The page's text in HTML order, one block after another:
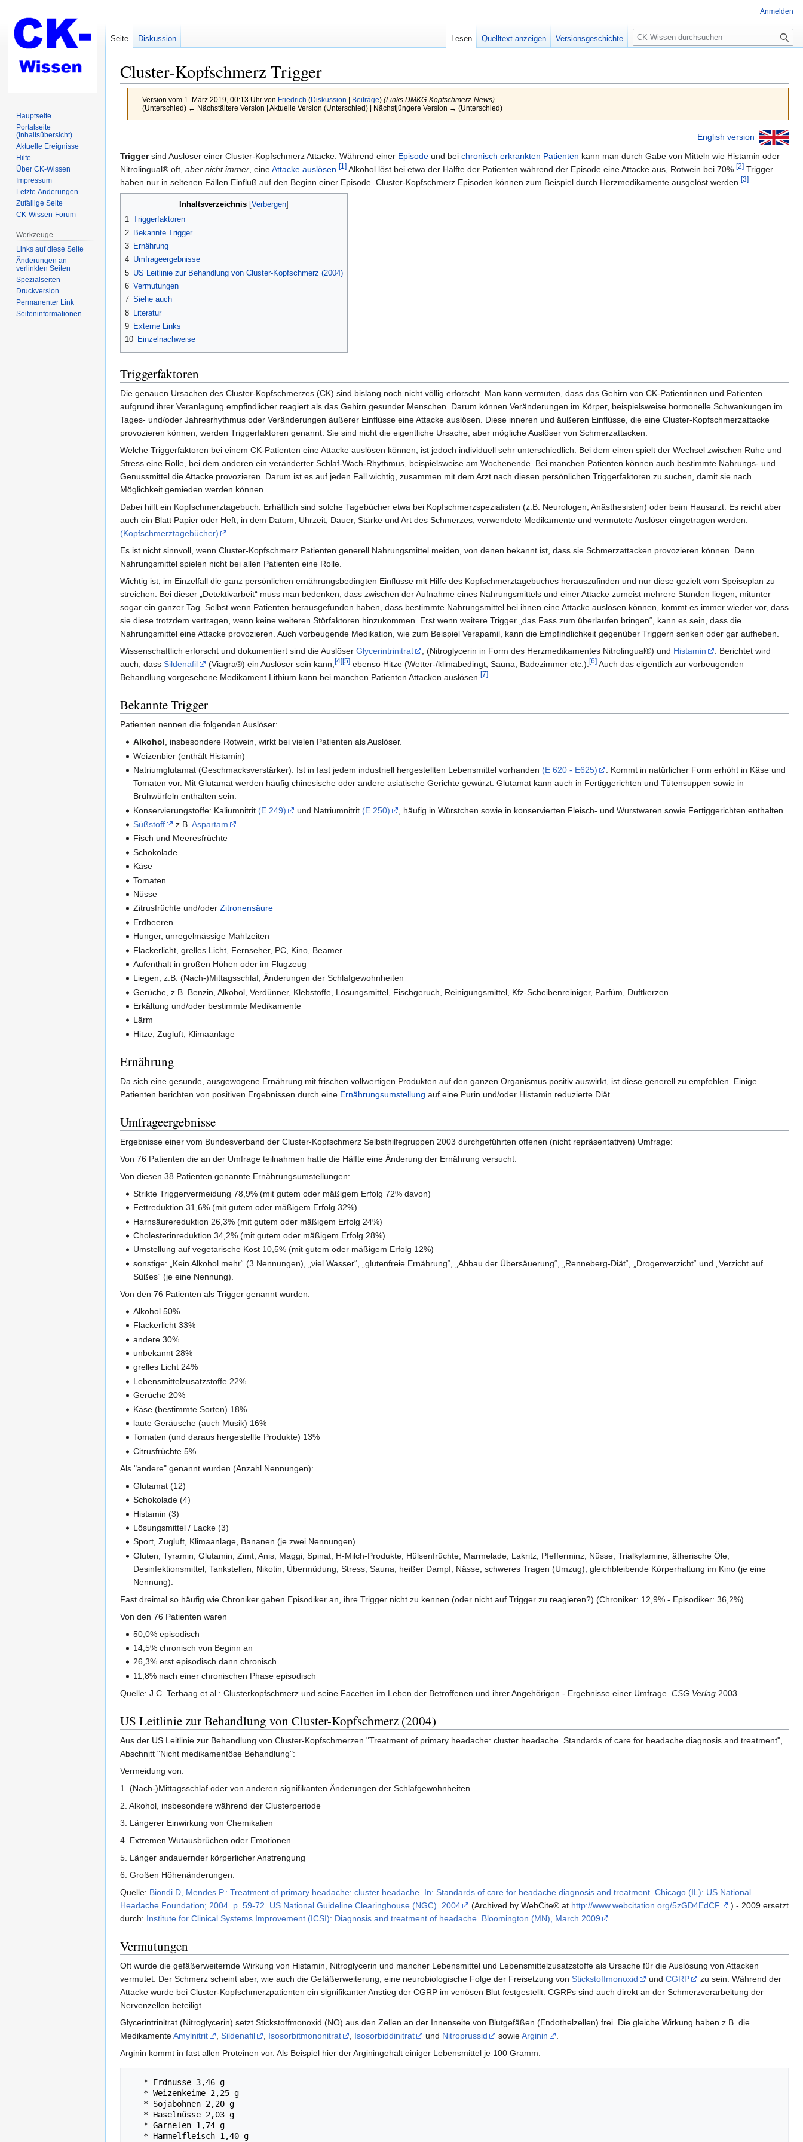
Cluster-Kopfschmerz Trigger
Version vom 1. März 2019, 00:13 Uhr von Friedrich (Diskussion Beiträge) (Links DMKG-Kopfschmerz-News)
(Unterschied) ← Nächstältere Version | Aktuelle Version (Unterschied) | Nächstjüngere Version → (Unterschied)
springen
springen
English version
Triggersind Auslöser einer Cluster-Kopfschmerz Attacke. Während einer Episode und bei chronisch erkrankten Patienten kann man durch Gabe von Mitteln wie Histamin oder
Nitrolingual® oft, aber nicht immer, eineAttacke auslösen.[1] Alkohol löst bei etwa der Hälfte der Patienten während der Episode eine Attacke aus, Rotwein bei 70%.[2] Trigger
haben nur in seltenen Fällen Einfluß auf den Beginn einer Episode. Cluster-Kopfschmerz Episoden können zum Beispiel durch Herzmedikamente ausgelöst werden.[3]
Inhaltsverzeichnis
1 Triggerfaktoren
2 Bekannte Trigger
3 Ernährung
4 Umfrageergebnisse
5 US Leitlinie zur Behandlung von Cluster-Kopfschmerz (2004)
6 Vermutungen
7 Siehe auch
8 Literatur
9 Externe Links
10 Einzelnachweise
Triggerfaktoren
Die genauen Ursachen des Cluster-Kopfschmerzes (CK) sind bislang noch nicht völlig erforscht. Man kann vermuten, dass das Gehirn von CK-Patientinnen und Patienten
aufgrund ihrer Veranlagung empfindlicher reagiert als das Gehirn gesunder Menschen. Darum können Veränderungen im Körper, beispielsweise hormonelle Schwankungen im
Tages- und/oder Jahresrhythmus oder Veränderungen äußerer Einflüsse eine Attacke auslösen. Diese inneren und äußeren Einflüsse, die eine Cluster-Kopfschmerzattacke
provozieren können, werden Triggerfaktoren genannt. Sie sind nicht die eigentliche Ursache, aber mögliche Auslöser von Schmerzattacken.
Welche Triggerfaktoren bei einem CK-Patienten eine Attacke auslösen können, ist jedoch individuell sehr unterschiedlich. Bei dem einen spielt der Wechsel zwischen Ruhe und
Stress eine Rolle, bei dem anderen ein veränderter Schlaf-Wach-Rhythmus, beispielsweise am Wochenende. Bei manchen Patienten können auch bestimmte Nahrungs- und
Genussmittel die Attacke provozieren. Darum ist es auf jeden Fall wichtig, zusammen mit dem Arzt nach diesen persönlichen Triggerfaktoren zu suchen, damit sie nach
Möglichkeit gemieden werden können.
Dabei hilft ein Kopfschmerztagebuch. Erhältlich sind solche Tagebücher etwa bei Kopfschmerzspezialisten (z.B. Neurologen, Anästhesisten) oder beim Hausarzt. Es reicht aber
auch ein Blatt Papier oder Heft, in dem Datum, Uhrzeit, Dauer, Stärke und Art des Schmerzes, verwendete Medikamente und vermutete Auslöser eingetragen werden.
(Kopfschmerztagebücher)
.
Es ist nicht sinnvoll, wenn Cluster-Kopfschmerz Patienten generell Nahrungsmittel meiden, von denen bekannt ist, dass sie Schmerzattacken provozieren können. Denn
Nahrungsmittel spielen nicht bei allen Patienten eine Rolle.
Wichtig ist, im Einzelfall die ganz persönlichen ernährungsbedingten Einflüsse mit Hilfe des Kopfschmerztagebuches herauszufinden und nur diese gezielt vom Speiseplan zu
streichen. Bei dieser „Detektivarbeit“ muss man bedenken, dass zwischen der Aufnahme eines Nahrungsmittels und einer Attacke zumeist mehrere Stunden liegen, mitunter
sogar ein ganzer Tag. Selbst wenn Patienten herausgefunden haben, dass bestimmte Nahrungsmittel bei ihnen eine Attacke auslösen können, kommt es immer wieder vor, dass
sie diese trotzdem vertragen, wenn keine weiteren Störfaktoren hinzukommen. Erst wenn weitere Trigger „das Fass zum überlaufen bringen“, kann es sein, dass die
Nahrungsmittel eine Attacke provozieren. Auch vorbeugende Medikation, wie zum Beispiel Verapamil, kann die Empfindlichkeit gegenüber Triggern senken oder gar aufheben.
Wissenschaftlich erforscht und dokumentiert sind die Auslöser Glycerintrinitrat , (Nitroglycerin in Form des Herzmedikamentes Nitrolingual®) und Histamin
. Berichtet wird
auch, dass Sildenafil (Viagra®) ein Auslöser sein kann,[4][5] ebenso Hitze (Wetter-/klimabedingt, Sauna, Badezimmer etc.).[6] Auch das eigentlich zur vorbeugenden
Behandlung vorgesehene Medikament Lithium kann bei manchen Patienten Attacken auslösen.[7]
Bekannte Trigger
Patienten nennen die folgenden Auslöser:
Alkohol, insbesondere Rotwein, wirkt bei vielen Patienten als Auslöser.
Weizenbier (enthält Histamin)
Natriumglutamat (Geschmacksverstärker). Ist in fast jedem industriell hergestellten Lebensmittel vorhanden (E 620 - E625)
. Kommt in natürlicher Form erhöht in Käse und
Tomaten vor. Mit Glutamat werden häufig chinesische oder andere asiatische Gerichte gewürzt. Glutamat kann auch in Fertiggerichten und Tütensuppen sowie in
Brühwürfeln enthalten sein.
Konservierungstoffe: Kaliumnitrit (E 249) und Natriumnitrit (E 250)
, häufig in Würstchen sowie in konservierten Fleisch- und Wurstwaren sowie Fertiggerichten enthalten.
Süßstoff
z.B.Aspartam
Fisch und Meeresfrüchte
Schokolade
Käse
Tomaten
Nüsse
Zitrusfrüchte und/oderZitronensäure
Erdbeeren
Hunger, unregelmässige Mahlzeiten
Flackerlicht, grelles Licht, Fernseher, PC, Kino, Beamer
Aufenthalt in großen Höhen oder im Flugzeug
Liegen, z.B. (Nach-)Mittagsschlaf, Änderungen der Schlafgewohnheiten
Gerüche, z.B. Benzin, Alkohol, Verdünner, Klebstoffe, Lösungsmittel, Fischgeruch, Reinigungsmittel, Kfz-Scheibenreiniger, Parfüm, Duftkerzen
Erkältung und/oder bestimmte Medikamente
Lärm
Hitze, Zugluft, Klimaanlage
Ernährung
Da sich eine gesunde, ausgewogene Ernährung mit frischen vollwertigen Produkten auf den ganzen Organismus positiv auswirkt, ist diese generell zu empfehlen. Einige
Patienten berichten von positiven Ergebnissen durch eine Ernährungsumstellung auf eine Purin und/oder Histamin reduzierte Diät.
Umfrageergebnisse
Ergebnisse einer vom Bundesverband der Cluster-Kopfschmerz Selbsthilfegruppen 2003 durchgeführten offenen (nicht repräsentativen) Umfrage:
Von 76 Patienten die an der Umfrage teilnahmen hatte die Hälfte eine Änderung der Ernährung versucht.
Von diesen 38 Patienten genannte Ernährungsumstellungen:
Strikte Triggervermeidung 78,9% (mit gutem oder mäßigem Erfolg 72% davon)
Fettreduktion 31,6% (mit gutem oder mäßigem Erfolg 32%)
Harnsäurereduktion 26,3% (mit gutem oder mäßigem Erfolg 24%)
Cholesterinreduktion 34,2% (mit gutem oder mäßigem Erfolg 28%)
Umstellung auf vegetarische Kost 10,5% (mit gutem oder mäßigem Erfolg 12%)
sonstige: „Kein Alkohol mehr“ (3 Nennungen), „viel Wasser“, „glutenfreie Ernährung“, „Abbau der Übersäuerung“, „Renneberg-Diät“, „Drogenverzicht“ und „Verzicht auf
Süßes“ (je eine Nennung).
Von den 76 Patienten als Trigger genannt wurden:
Alkohol 50%
Flackerlicht 33%
andere 30%
unbekannt 28%
grelles Licht 24%
Lebensmittelzusatzstoffe 22%
Gerüche 20%
Käse (bestimmte Sorten) 18%
laute Geräusche (auch Musik) 16%
Tomaten (und daraus hergestellte Produkte) 13%
Citrusfrüchte 5%
Als "andere" genannt wurden (Anzahl Nennungen):
Glutamat (12)
Schokolade (4)
Histamin (3)
Lösungsmittel / Lacke (3)
Sport, Zugluft, Klimaanlage, Bananen (je zwei Nennungen)
Gluten, Tyramin, Glutamin, Zimt, Anis, Maggi, Spinat, H-Milch-Produkte, Hülsenfrüchte, Marmelade, Lakritz, Pfefferminz, Nüsse, Trialkylamine, ätherische Öle,
Desinfektionsmittel, Tankstellen, Nikotin, Übermüdung, Stress, Sauna, heißer Dampf, Nässe, schweres Tragen (Umzug), gleichbleibende Körperhaltung im Kino (je eine
Nennung).
Fast dreimal so häufig wie Chroniker gaben Episodiker an, ihre Trigger nicht zu kennen (oder nicht auf Trigger zu reagieren?) (Chroniker: 12,9% - Episodiker: 36,2%).
Von den 76 Patienten waren
50,0% episodisch
14,5% chronisch von Beginn an
26,3% erst episodisch dann chronisch
11,8% nach einer chronischen Phase episodisch
Quelle: J.C. Terhaag et al.: Clusterkopfschmerz und seine Facetten im Leben der Betroffenen und ihrer Angehörigen - Ergebnisse einer Umfrage. CSG Verlag 2003
US Leitlinie zur Behandlung von Cluster-Kopfschmerz (2004)
Aus der US Leitlinie zur Behandlung von Cluster-Kopfschmerzen "Treatment of primary headache: cluster headache. Standards of care for headache diagnosis and treatment",
Abschnitt "Nicht medikamentöse Behandlung":
Vermeidung von:
1. (Nach-)Mittagsschlaf oder von anderen signifikanten Änderungen der Schlafgewohnheiten
2. Alkohol, insbesondere während der Clusterperiode
3. Längerer Einwirkung von Chemikalien
4. Extremen Wutausbrüchen oder Emotionen
5. Länger andauernder körperlicher Anstrengung
6. Großen Höhenänderungen.
Quelle: Biondi D, Mendes P.: Treatment of primary headache: cluster headache. In: Standards of care for headache diagnosis and treatment. Chicago (IL): US National
Headache Foundation; 2004. p. 59-72. US National Guideline Clearinghouse (NGC). 2004
(Archived by WebCite® at http://www.webcitation.org/5zGD4EdCF
) - 2009 ersetzt
durch: Institute for Clinical Systems Improvement (ICSI): Diagnosis and treatment of headache. Bloomington (MN), March 2009
Vermutungen
Oft wurde die gefäßerweiternde Wirkung von Histamin, Nitroglycerin und mancher Lebensmittel und Lebensmittelzusatzstoffe als Ursache für die Auslösung von Attacken
vermutet. Der Schmerz scheint aber, wie auch die Gefäßerweiterung, eine neurobiologische Folge der Freisetzung von Stickstoffmonoxid und CGRP
zu sein. Während der
Attacke wurde bei Cluster-Kopfschmerzpatienten ein signifikanter Anstieg der CGRP im venösen Blut festgestellt. CGRPs sind auch direkt an der Schmerzverarbeitung der
Nervenzellen beteiligt.
Glycerintrinitrat (Nitroglycerin) setzt Stickstoffmonoxid (NO) aus den Zellen an der Innenseite von Blutgefäßen (Endothelzellen) frei. Die gleiche Wirkung haben z.B. die
MedikamenteAmylnitrit Sildenafil Isosorbitmononitrat Isosorbiddinitrat und Nitroprussid sowieArginin
Arginin kommt in fast allen Proteinen vor. Als Beispiel hier der Arginingehalt einiger Lebensmittel je 100 Gramm:
Anmelden
Seite Diskussion Lesen Quelltext anzeigen Versionsgeschichte
Suche
Hauptseite
Portalseite
(Inhaltsübersicht)
Aktuelle Ereignisse
Hilfe
Über CK-Wissen
Impressum
Letzte Änderungen
Zufällige Seite
CK-Wissen-Forum
Werkzeuge
Links auf diese Seite
Änderungen an
verlinkten Seiten
Spezialseiten
Druckversion
Permanenter Link
Seiten­­informationen